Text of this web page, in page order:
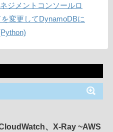
ジメントコンソールロ
変更してDynamoDBに
、X-Ray ~AWS